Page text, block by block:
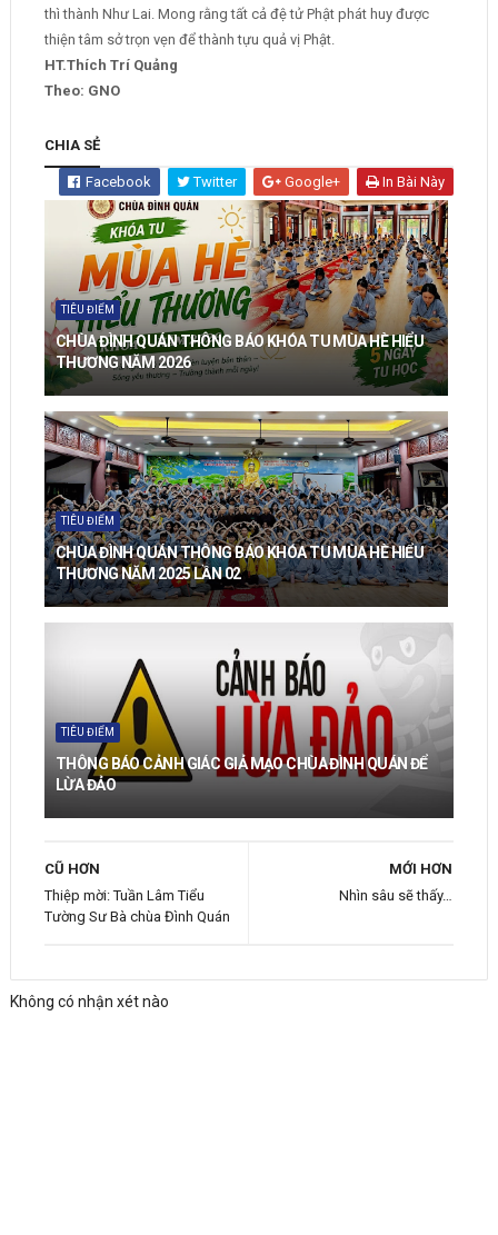
thì thành Như Lai. Mong rằng tất cả đệ tử Phật phát huy được
thiện tâm sở trọn vẹn để thành tựu quả vị Phật.
HT.Thích Trí Quảng
Theo: GNO
CHIA SẺ
Facebook Twitter Google+ In Bài Này
TIÊU ĐIỂM
CHÙA ĐÌNH QUÁN THÔNG BÁO KHÓA TU MÙA HÈ HIỂU
THƯƠNG NĂM 2026
TIÊU ĐIỂM
CHÙA ĐÌNH QUÁN THÔNG BÁO KHÓA TU MÙA HÈ HIỂU
THƯƠNG NĂM 2025 LẦN 02
TIÊU ĐIỂM
THÔNG BÁO CẢNH GIÁC GIẢ MẠO CHÙA ĐÌNH QUÁN ĐỂ
LỪA ĐẢO
MỚI HƠN
Nhìn sâu sẽ thấy…
CŨ HƠN
Thiệp mời: Tuần Lâm Tiểu
Tường Sư Bà chùa Đình Quán
Không có nhận xét nào